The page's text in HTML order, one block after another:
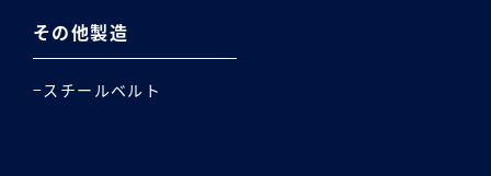
その他製造
スチールベルト